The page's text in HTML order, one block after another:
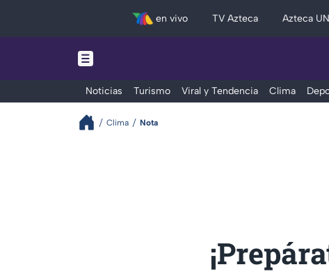
en vivo TV Azteca Azteca
Noticias Turismo Viral y Tendencia Clima
Clima Nota